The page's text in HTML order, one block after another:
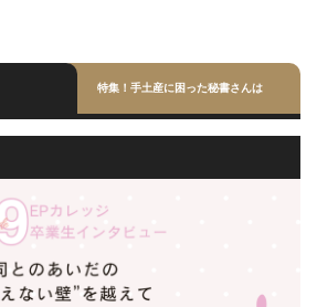
特集！手土産に困った秘書さんは